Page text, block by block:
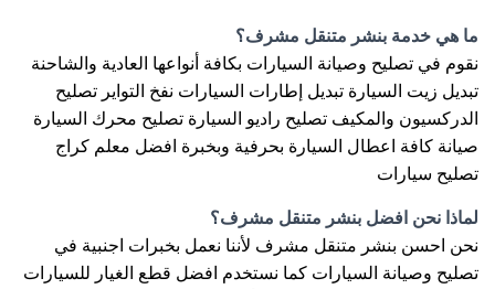
ما هي خدمة بنشر متنقل مشرف؟
نقوم في تصليح وصيانة السيارات بكافة أنواعها العادية والشاحنة
تبديل زيت السيارة تبديل إطارات السيارات نفخ التواير تصليح
الدركسيون والمكيف تصليح راديو السيارة تصليح محرك السيارة
صيانة كافة اعطال السيارة بحرفية وبخبرة افضل معلم كراج
تصليح سيارات
لماذا نحن افضل بنشر متنقل مشرف؟
نحن احسن بنشر متنقل مشرف لأننا نعمل بخبرات اجنبية في
تصليح وصيانة السيارات كما نستخدم افضل قطع الغيار للسيارات